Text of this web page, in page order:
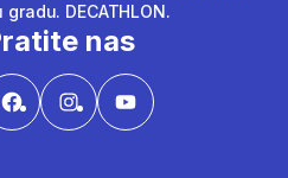
DECATHLON.
nas